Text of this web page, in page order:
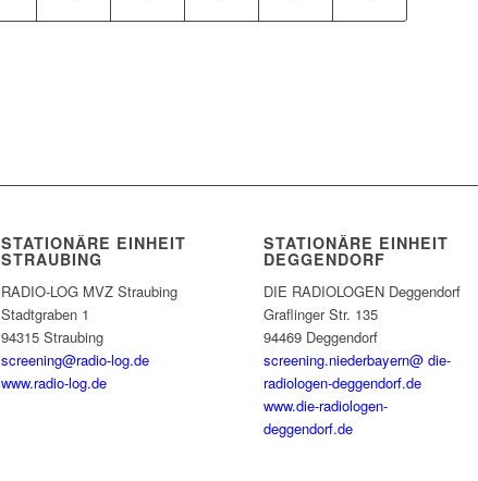
STATIONÄRE EINHEIT
STRAUBING
RADIO-LOG MVZ Straubing
Stadtgraben 1
94315 Straubing
screening@radio-log.de
www.radio-log.de
STATIONÄRE EINHEIT
DEGGENDORF
DIE RADIOLOGEN Deggendorf
Graflinger Str. 135
94469 Deggendorf
screening.niederbayern@ die-
radiologen-deggendorf.de
www.die-radiologen-
deggendorf.de